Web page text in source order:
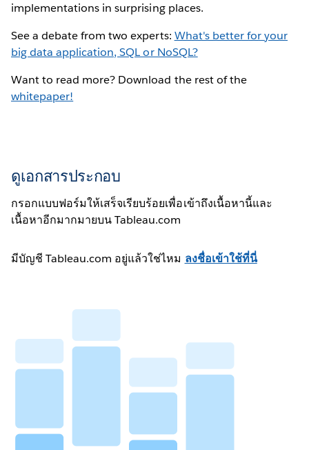
implementations in surprising places.
See a debate from two experts: What's better for your
big data application, SQL or NoSQL?
Want to read more? Download the rest of the
whitepaper!
ดูเอกสารประกอบ
กรอกแบบฟอร์มให้เสร็จเรียบร้อยเพื่อเข้าถึงเนื้อหานี้และ
เนื้อหาอีกมากมายบน Tableau.com
มีบัญชี Tableau.com อยู่แล้วใช่ไหม ลงชื่อเข้าใช้ที่นี่